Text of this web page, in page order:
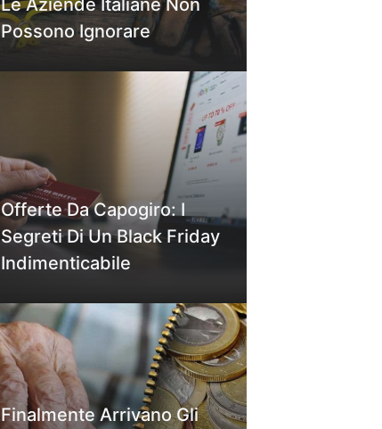
Le Aziende Italiane Non
Possono Ignorare
Offerte Da Capogiro: I
Segreti Di Un Black Friday
Indimenticabile
Finalmente Arrivano Gli